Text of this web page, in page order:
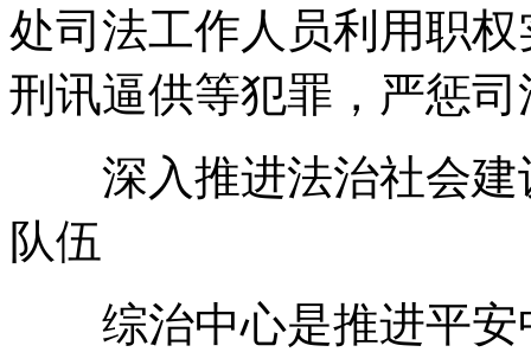
处司法工作人员利用职
刑讯逼供等犯罪，严惩
深入推进法治社会建
队伍
综治中心是推进平安